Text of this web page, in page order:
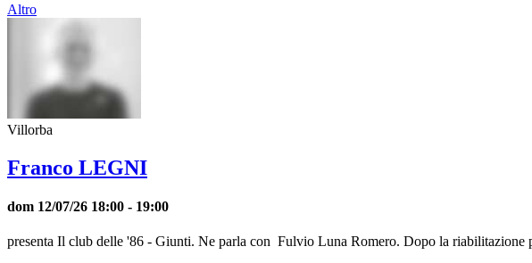
Altro
Villorba
Franco LEGNI
dom 12/07/26 18:00 - 19:00
presenta Il club delle '86 - Giunti. Ne parla con Fulvio Luna Romero. Dopo la riabilitazione